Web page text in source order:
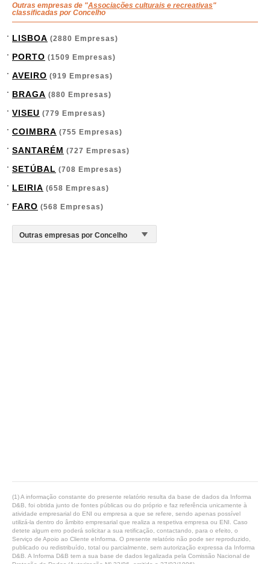
Outras empresas de "Associações culturais e recreativas"
classificadas por Concelho
LISBOA (2880 Empresas)
PORTO (1509 Empresas)
AVEIRO (919 Empresas)
BRAGA (880 Empresas)
VISEU (779 Empresas)
COIMBRA (755 Empresas)
SANTARÉM (727 Empresas)
SETÚBAL (708 Empresas)
LEIRIA (658 Empresas)
FARO (568 Empresas)
(1) A informação constante do presente relatório resulta da base de dados da Informa
D&B, foi obtida junto de fontes públicas ou do próprio e faz referência unicamente à
atividade empresarial do ENI ou empresa a que se refere, sendo apenas possível
utilizá-la dentro do âmbito empresarial que realiza a respetiva empresa ou ENI. Caso
detete algum erro poderá solicitar a sua retificação, contactando, para o efeito, o
Serviço de Apoio ao Cliente eInforma. O presente relatório não pode ser reproduzido,
publicado ou redistribuído, total ou parcialmente, sem autorização expressa da Informa
D&B. A Informa D&B tem a sua base de dados legalizada pela Comissão Nacional de